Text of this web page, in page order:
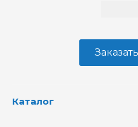
Каталог